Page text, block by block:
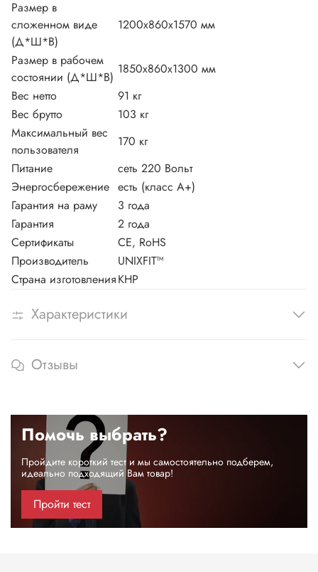
Размер в
сложенном виде
(Д*Ш*В)
1200х860х1570 мм
Размер в рабочем
состоянии (Д*Ш*В)
1850х860х1300 мм
Вес нетто
91 кг
Вес брутто
103 кг
Максимальный вес
пользователя
170 кг
Питание
сеть 220 Вольт
Энергосбережение есть (класс А+)
Гарантия на раму
3 года
Гарантия
2 года
Сертификаты
CE, RoHS
Производитель
UNIXFIT™
Страна изготовленияКНР
Характеристики
Отзывы
Помочь выбрать?
Пройдите короткий тест и мы самостоятельно подберем,
идеально подходящий Вам товар!
Пройти тест